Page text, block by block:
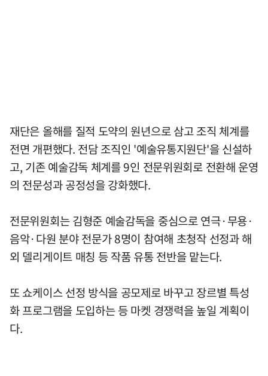
재단은 올해를 질적 도약의 원년으로 삼고 조직 체계를
전면 개편했다. 전담 조직인 '예술유통지원단'을 신설하
고, 기존 예술감독 체계를 9인 전문위원회로 전환해 운영
의 전문성과 공정성을 강화했다.
전문위원회는 김형준 예술감독을 중심으로 연극·무용·
음악·다원 분야 전문가 8명이 참여해 초청작 선정과 해
외 델리게이트 매칭 등 작품 유통 전반을 맡는다.
또 쇼케이스 선정 방식을 공모제로 바꾸고 장르별 특성
화 프로그램을 도입하는 등 마켓 경쟁력을 높일 계획이
다.